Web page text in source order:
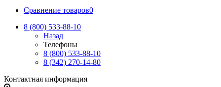
Сравнение товаров0
8 (800) 533-88-10
Назад
Телефоны
8 (800) 533-88-10
8 (342) 270-14-80
Контактная информация